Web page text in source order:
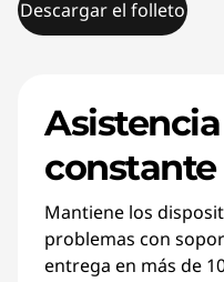
Descargar el folleto
constante
Mantiene los
problemas con
entrega en más de